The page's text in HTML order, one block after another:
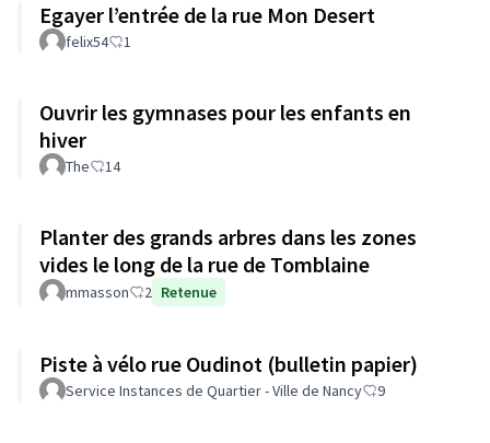
Egayer l’entrée de la rue Mon Desert
felix54 1
Ouvrir les gymnases pour les enfants en
hiver
The 14
Planter des grands arbres dans les zones
vides le long de la rue de Tomblaine
mmasson 2 Retenue
Piste à vélo rue Oudinot (bulletin papier)
Service Instances de Quartier - Ville de Nancy 9